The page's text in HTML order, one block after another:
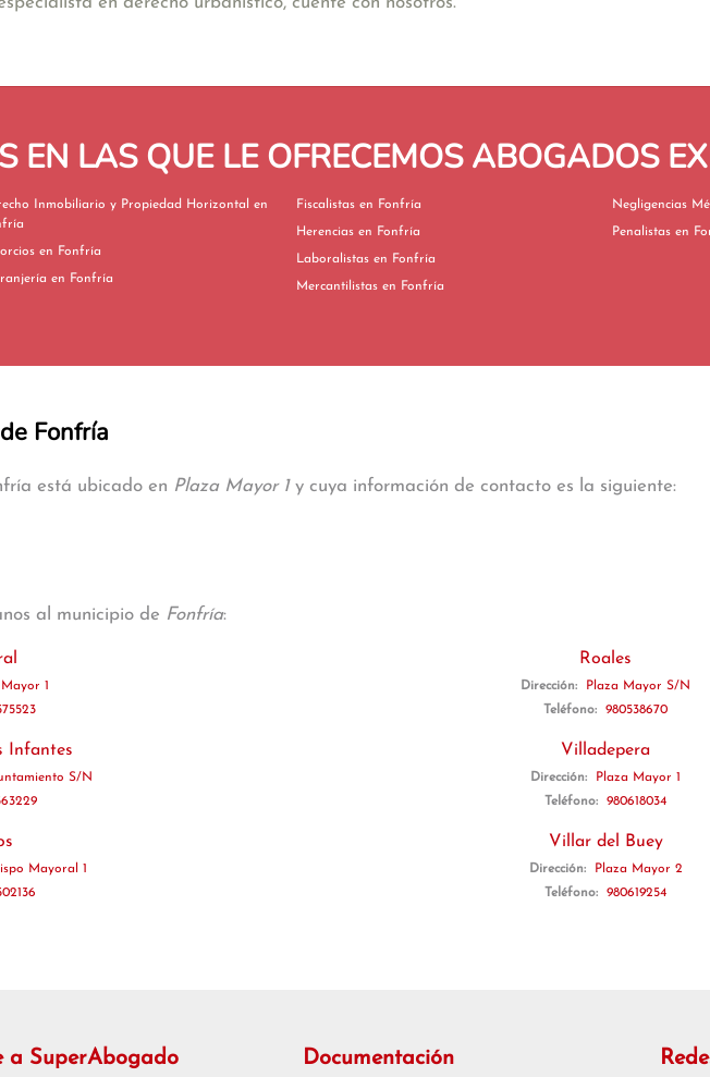
EN LAS QUE LE OFRECEMOS ABOGADOS
Inmobiliario y Propiedad Horizontal en
Divorcios en Fonfría
Extranjería en Fonfría
Fiscalistas en Fonfría
Herencias en Fonfría
Laboralistas en Fonfría
Mercantilistas en Fonfría
Penalistas
Fonfría
está ubicado en Plaza Mayor 1y cuya información de contacto es la siguiente:
al municipio de Fonfría:
1
Infantes
S/N
Mayoral 1
Roales
Dirección:
Plaza Mayor S/N
Teléfono:
980538670
Villadepera
Dirección:
Plaza Mayor 1
Teléfono:
980618034
Villar del Buey
Dirección:
Plaza Mayor 2
Teléfono:
980619254
a SuperAbogado Documentación